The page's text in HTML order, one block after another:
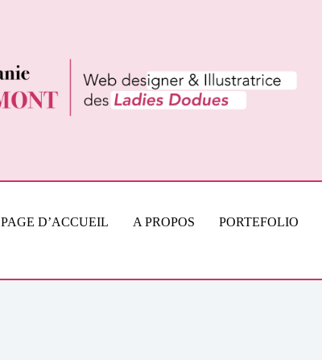
PAGE D’ACCUEIL A PROPOS PORTEFOLIO